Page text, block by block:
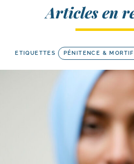
Articles en
ETIQUETTES PÉNITENCE &